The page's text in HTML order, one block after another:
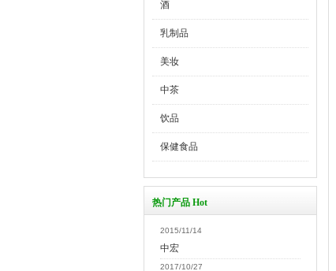
酒
乳制品
美妆
中茶
饮品
保健食品
热门产品 Hot
2015/11/14
中宏
2017/10/27